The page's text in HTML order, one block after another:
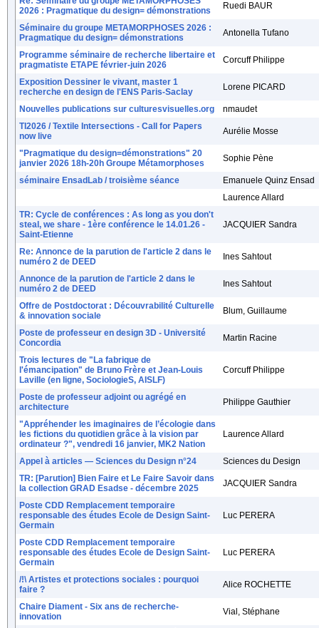
2026 : Pragmatique du design= démonstrations
Ruedi BAUR
Séminaire du groupe METAMORPHOSES 2026 :
Pragmatique du design= démonstrations
Antonella Tufano
Programme séminaire de recherche libertaire et
pragmatiste ETAPE février-juin 2026
Corcuff Philippe
Exposition Dessiner le vivant, master 1
recherche en design de l'ENS Paris-Saclay
Lorene PICARD
Nouvelles publications sur culturesvisuelles.org
nmaudet
TI2026 / Textile Intersections - Call for Papers
now live
Aurélie Mosse
"Pragmatique du design=démonstrations" 20
janvier 2026 18h-20h Groupe Métamorphoses
Sophie Pène
séminaire EnsadLab / troisième séance
Emanuele Quinz Ensad
Laurence Allard
TR: Cycle de conférences : As long as you don't
steal, we share - 1ère conférence le 14.01.26 -
Saint-Etienne
JACQUIER Sandra
Re: Annonce de la parution de l'article 2 dans le
numéro 2 de DEED
Ines Sahtout
Annonce de la parution de l'article 2 dans le
numéro 2 de DEED
Ines Sahtout
Offre de Postdoctorat : Découvrabilité Culturelle
& innovation sociale
Blum, Guillaume
Poste de professeur en design 3D - Université
Concordia
Martin Racine
Trois lectures de "La fabrique de
l'émancipation" de Bruno Frère et Jean-Louis
Laville (en ligne, SociologieS, AISLF)
Corcuff Philippe
Poste de professeur adjoint ou agrégé en
architecture
Philippe Gauthier
"Appréhender les imaginaires de l’écologie dans
les fictions du quotidien grâce à la vision par
ordinateur ?", vendredi 16 janvier, MK2 Nation
Laurence Allard
Appel à articles — Sciences du Design n°24
Sciences du Design
TR: [Parution] Bien Faire et Le Faire Savoir dans
la collection GRAD Esadse - décembre 2025
JACQUIER Sandra
Poste CDD Remplacement temporaire
responsable des études Ecole de Design Saint-
Germain
Luc PERERA
Poste CDD Remplacement temporaire
responsable des études Ecole de Design Saint-
Germain
Luc PERERA
/!\ Artistes et protections sociales : pourquoi
faire ?
Alice ROCHETTE
Chaire Diament - Six ans de recherche-
innovation
Vial, Stéphane